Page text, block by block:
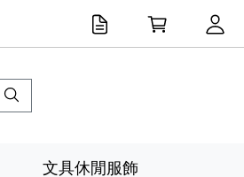
文具休閒服飾